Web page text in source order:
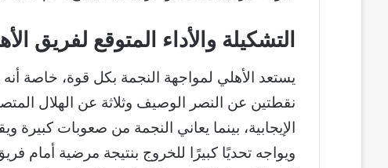
التشكيلة والأداء المتوقع لفريق
نقطتين عن النصر الوصيف وثلاثة عن الهلال
ويواجه تحديًا كبيرًا للخروج بنتيجة مرضية أمام